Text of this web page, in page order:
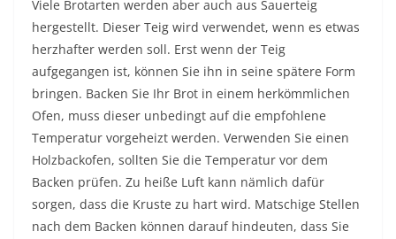
Viele Brotarten werden aber auch aus Sauerteig
hergestellt. Dieser Teig wird verwendet, wenn es etwas
herzhafter werden soll. Erst wenn der Teig
aufgegangen ist, können Sie ihn in seine spätere Form
bringen. Backen Sie Ihr Brot in einem herkömmlichen
Ofen, muss dieser unbedingt auf die empfohlene
Temperatur vorgeheizt werden. Verwenden Sie einen
Holzbackofen, sollten Sie die Temperatur vor dem
Backen prüfen. Zu heiße Luft kann nämlich dafür
sorgen, dass die Kruste zu hart wird. Matschige Stellen
nach dem Backen können darauf hindeuten, dass Sie